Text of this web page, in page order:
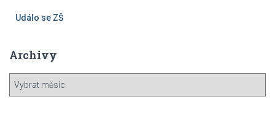
Událo se ZŠ
Archivy